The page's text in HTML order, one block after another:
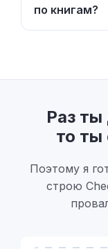
по книгам?
Раз ты
то ты
Поэтому я
строю